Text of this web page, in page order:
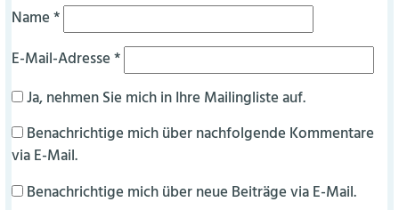
Name*
E-Mail-Adresse*
Ja, nehmen Sie mich in Ihre Mailingliste auf.
Benachrichtige mich über nachfolgende Kommentare
via E-Mail.
Benachrichtige mich über neue Beiträge via E-Mail.